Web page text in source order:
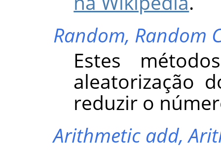
Random, Random
Estes
aleatorização
reduzir o
Arithmetic add,